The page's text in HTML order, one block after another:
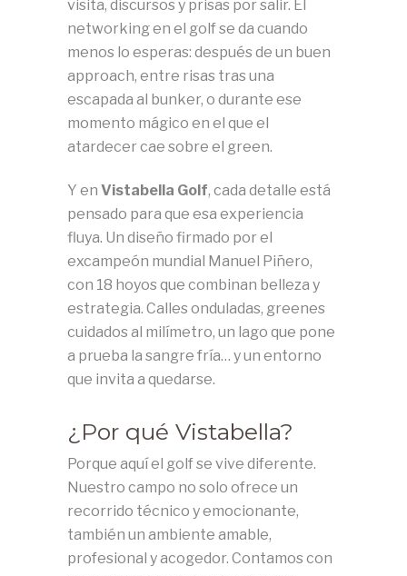
visita, discursos y prisas por salir. El
networking en el golf se da cuando
menos lo esperas: después de un buen
approach, entre risas tras una
escapada al bunker, o durante ese
momento mágico en el que el
atardecer cae sobre el green.
Y en Vistabella Golf, cada detalle está
pensado para que esa experiencia
fluya. Un diseño firmado por el
excampeón mundial Manuel Piñero,
con 18 hoyos que combinan belleza y
estrategia. Calles onduladas, greenes
cuidados al milímetro, un lago que pone
a prueba la sangre fría… y un entorno
que invita a quedarse.
¿Por qué Vistabella?
Porque aquí el golf se vive diferente.
Nuestro campo no solo ofrece un
recorrido técnico y emocionante,
también un ambiente amable,
profesional y acogedor. Contamos con